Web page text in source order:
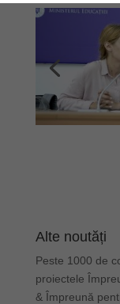
Alte noutăți
Peste 1000 de
proiectele
& Împreună